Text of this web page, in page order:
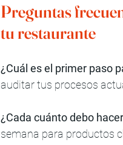
Preguntas
tu restaurante
¿Cuál es el primer paso
auditar tus procesos
¿Cada cuánto debo
semana para productos